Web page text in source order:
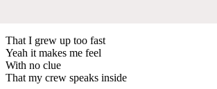
That I grew up too fast
Yeah it makes me feel
With no clue
That my crew speaks inside